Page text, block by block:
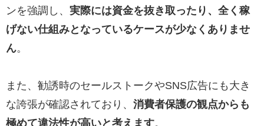
ンを強調し、 実際には資金を抜き取ったり、全く稼
げない仕組みとなっているケースが少なくありませ
ん。
また、勧誘時のセールストークやSNS広告にも大き
な誇張が確認されており、 消費者保護の観点からも
極めて違法性が高いと考えます。